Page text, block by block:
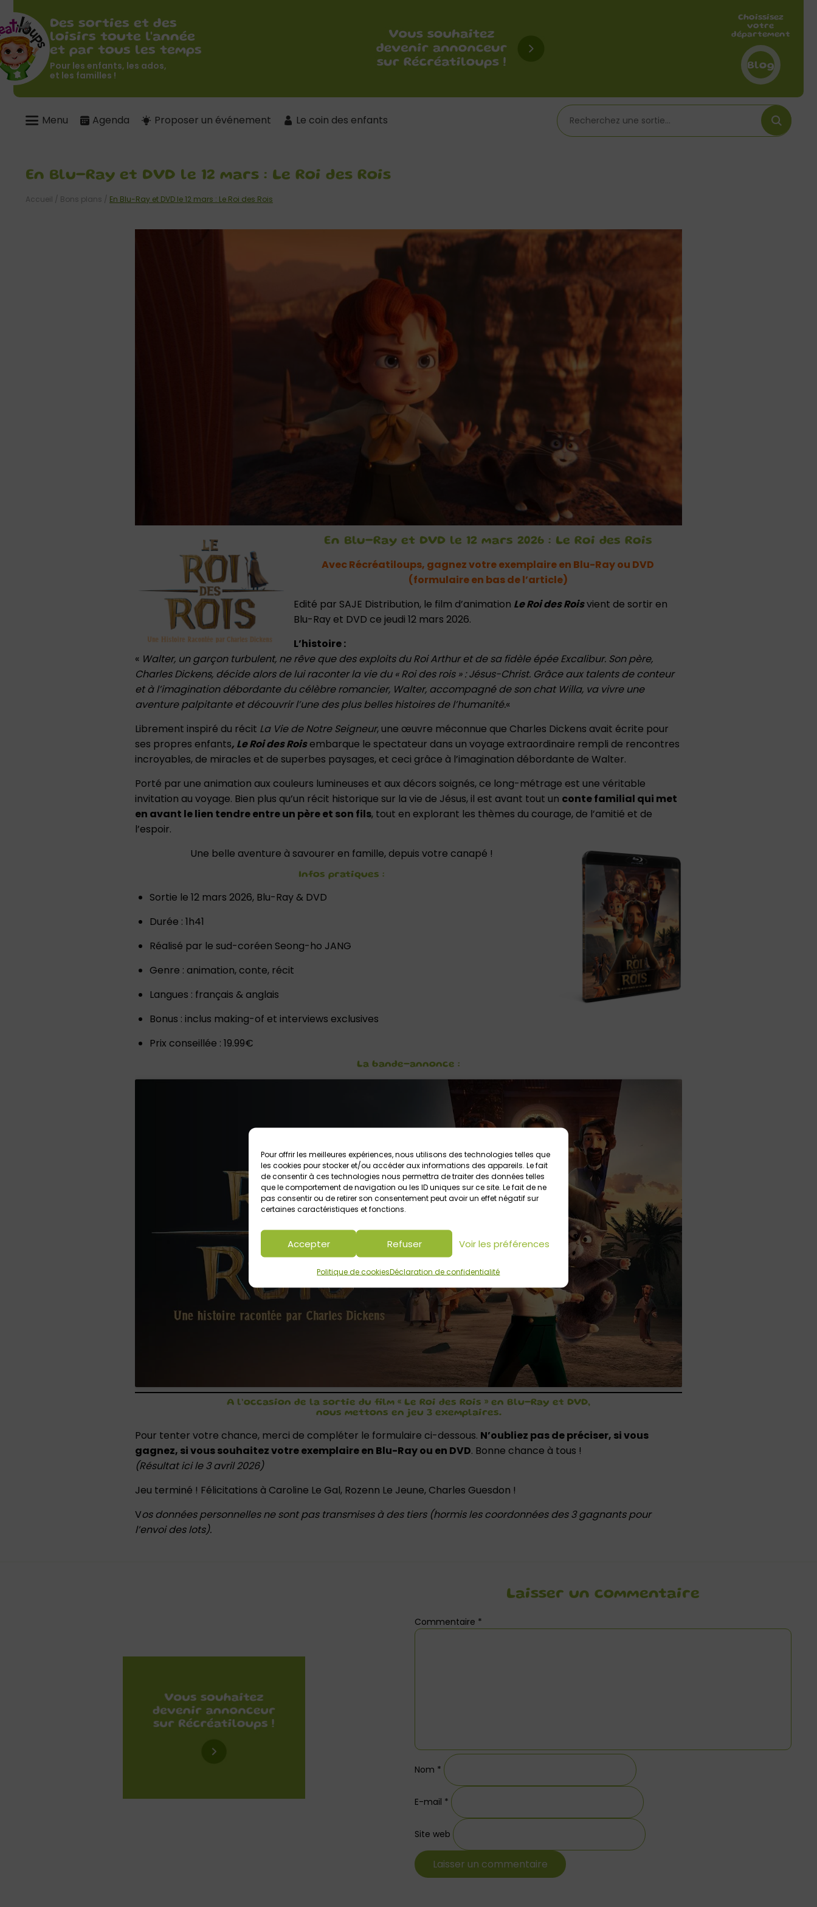
Pour offrir les meilleures expériences, nous utilisons des technologies telles que
les cookies pour stocker et/ou accéder aux informations des appareils. Le fait
de consentir à ces technologies nous permettra de traiter des données telles
que le comportement de navigation ou les ID uniques sur ce site. Le fait de ne
pas consentir ou de retirer son consentement peut avoir un effet négatif sur
certaines caractéristiques et fonctions.
Accepter Refuser Voir les préférences
Politique de cookiesDéclaration de confidentialité
Des sorties et des
loisirs toute l'année
et par tous les temps
Pour les enfants, les ados,
et les familles !
Choissisez
votre
département
Blog
Menu Agenda Proposer un événement Le coin des enfants
En Blu-Ray et DVD le 12 mars : Le Roi des Rois
Accueil / Bons plans / En Blu-Ray et DVD le 12 mars : Le Roi des Rois
En Blu-Ray et DVD le 12 mars 2026 : Le Roi des Rois
Avec Récréatiloups, gagnez votre exemplaire en Blu-Ray ou DVD
(formulaire en bas de l’article)
Edité par SAJE Distribution, le film d’animation Le Roi des Roisvient de sortir en
Blu-Ray et DVD ce jeudi 12 mars 2026.
L’histoire :
« Walter, un garçon turbulent, ne rêve que des exploits du Roi Arthur et de sa fidèle épée Excalibur. Son père,
Charles Dickens, décide alors de lui raconter la vie du « Roi des rois » : Jésus-Christ. Grâce aux talents de conteur
et à l’imagination débordante du célèbre romancier, Walter, accompagné de son chat Willa, va vivre une
aventure palpitante et découvrir l’une des plus belles histoires de l’humanité.«
Librement inspiré du récit La Vie de Notre Seigneur, une œuvre méconnue que Charles Dickens avait écrite pour
ses propres enfants, Le Roi des Roisembarque le spectateur dans un voyage extraordinaire rempli de rencontres
incroyables, de miracles et de superbes paysages, et ceci grâce à l’imagination débordante de Walter.
Porté par une animation aux couleurs lumineuses et aux décors soignés, ce long-métrage est une véritable
invitation au voyage. Bien plus qu’un récit historique sur la vie de Jésus, il est avant tout un conte familial qui met
en avant le lien tendre entre un père et son fils, tout en explorant les thèmes du courage, de l’amitié et de
l’espoir.
Une belle aventure à savourer en famille, depuis votre canapé !
Infos pratiques :
Sortie le 12 mars 2026, Blu-Ray & DVD
Durée : 1h41
Réalisé par le sud-coréen Seong-ho JANG
Genre : animation, conte, récit
Langues : français & anglais
Bonus : inclus making-of et interviews exclusives
Prix conseillée : 19.99€
La bande-annonce :
marketing et activer ce contenu
A l’occasion de la sortie du film « Le Roi des Rois » en Blu-Ray et DVD,
nous mettons en jeu 3 exemplaires.
Pour tenter votre chance, merci de compléter le formulaire ci-dessous. N’oubliez pas de préciser, si vous
gagnez, si vous souhaitez votre exemplaire en Blu-Ray ou en DVD. Bonne chance à tous !
(Résultat ici le 3 avril 2026)
Jeu terminé ! Félicitations à Caroline Le Gal, Rozenn Le Jeune, Charles Guesdon !
Vos données personnelles ne sont pas transmises à des tiers (hormis les coordonnées des 3 gagnants pour
l’envoi des lots).
Laisser un commentaire
Commentaire *
Nom *
E-mail *
Site web